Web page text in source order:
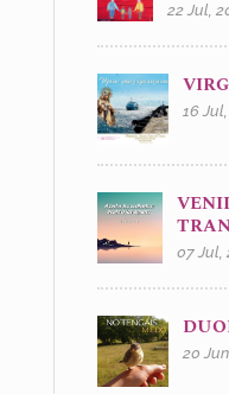
22 Jul,
16
07 Jul,
20